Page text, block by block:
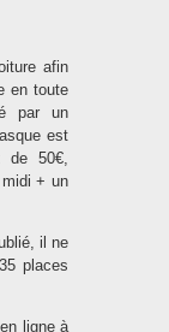
afin
en toute
par un
est
de 50€,
+ un
il ne
places
ligne à